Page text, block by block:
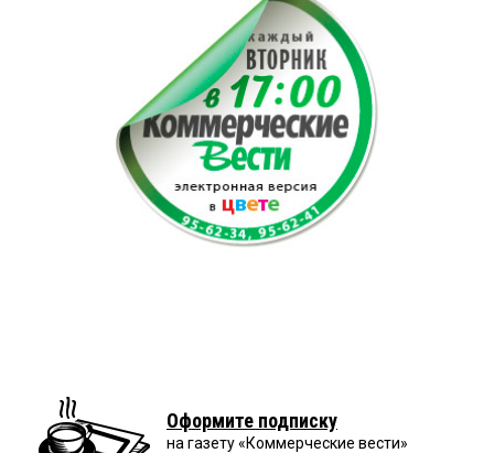
Оформите подписку
на газету «Коммерческие вести»